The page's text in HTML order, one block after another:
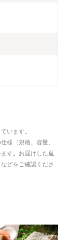
います。
様（規格、容量、
す。お届けした返
どをご確認くださ